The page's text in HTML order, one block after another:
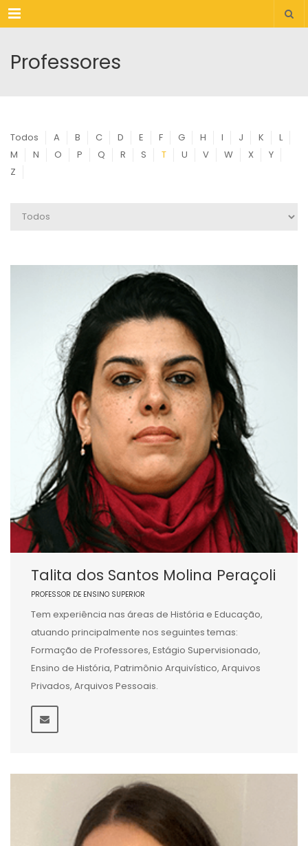
Menu
Professores
Todos A B C D E F G H I J K
L
M
N O P Q R S T U V W X
Y
Z
Talita dos Santos Molina Peraçoli
PROFESSOR DE ENSINO SUPERIOR
Tem experiência nas áreas de História e Educação,
atuando principalmente nos seguintes temas:
Formação de Professores, Estágio Supervisionado,
Ensino de História, Patrimônio Arquivístico, Arquivos
Privados, Arquivos Pessoais.